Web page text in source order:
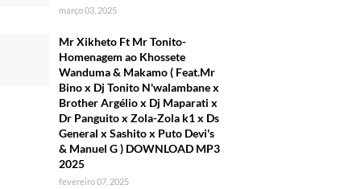
março 03, 2025
Mr Xikheto Ft Mr Tonito-
Homenagem ao Khossete
Wanduma & Makamo ( Feat.Mr
Bino x Dj Tonito N'walambane x
Brother Argélio x Dj Maparati x
Dr Panguito x Zola-Zola k1 x Ds
General x Sashito x Puto Devi's
& Manuel G ) DOWNLOAD MP3
2025
fevereiro 07, 2025